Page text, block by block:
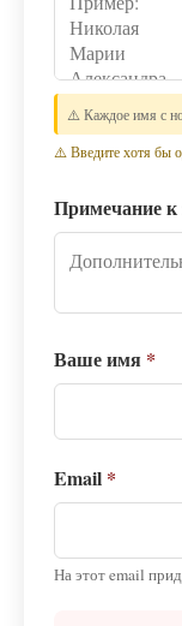
⚠️ Каждое имя с
⚠️ Введите хотя бы
Примечание к
Ваше имя *
Email *
На этот email